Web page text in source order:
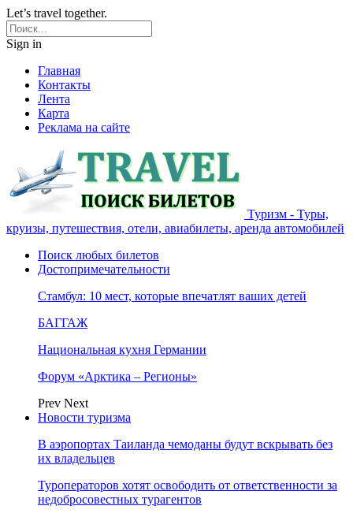
Let’s travel together.
Sign in
Главная
Контакты
Лента
Карта
Реклама на сайте
Туризм - Туры,
круизы, путешествия, отели, авиабилеты, аренда автомобилей
Поиск любых билетов
Достопримечательности
Стамбул: 10 мест, которые впечатлят ваших детей
БАГГАЖ
Национальная кухня Германии
Форум «Арктика – Регионы»
Prev Next
Новости туризма
В аэропортах Таиланда чемоданы будут вскрывать без
их владельцев
Туроператоров хотят освободить от ответственности за
недобросовестных турагентов